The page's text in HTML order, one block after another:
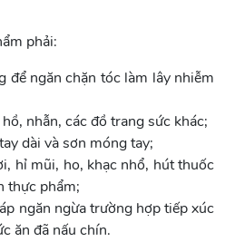
phải:
để ngăn chặn tóc làm lây nhiễm
nhẫn, các đồ trang sức khác;
dài và sơn móng tay;
hỉ mũi, ho, khạc nhổ, hút thuốc
thực phẩm;
ngăn ngừa trường hợp tiếp xúc
ăn đã nấu chín.